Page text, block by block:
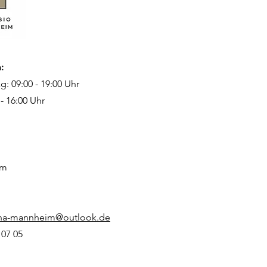
09:00 - 19:00 Uhr
16:00 Uhr
mannheim@outlook.de
05